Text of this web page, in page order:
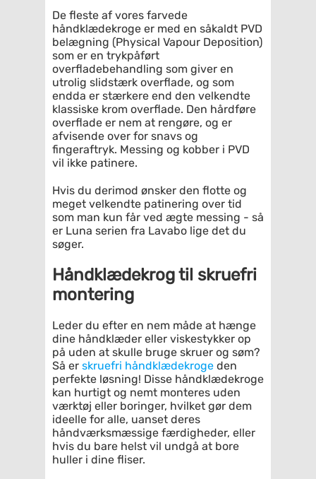
De fleste af vores farvede
håndklædekroge er med en såkaldt PVD
belægning (Physical Vapour Deposition)
som er en trykpåført
overfladebehandling som giver en
utrolig slidstærk overflade, og som
endda er stærkere end den velkendte
klassiske krom overflade. Den hårdføre
overflade er nem at rengøre, og er
afvisende over for snavs og
fingeraftryk. Messing og kobber i PVD
vil ikke patinere.
Hvis du derimod ønsker den flotte og
meget velkendte patinering over tid
som man kun får ved ægte messing - så
er Luna serien fra Lavabo lige det du
søger.
Håndklædekrog til skruefri
montering
Leder du efter en nem måde at hænge
dine håndklæder eller viskestykker op
på uden at skulle bruge skruer og søm?
Så er skruefri håndklædekroge den
perfekte løsning! Disse håndklædekroge
kan hurtigt og nemt monteres uden
værktøj eller boringer, hvilket gør dem
ideelle for alle, uanset deres
håndværksmæssige færdigheder, eller
hvis du bare helst vil undgå at bore
huller i dine fliser.